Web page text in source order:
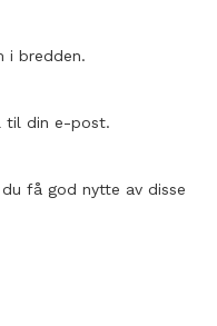
i bredden.
til din e-post.
du få god nytte av disse